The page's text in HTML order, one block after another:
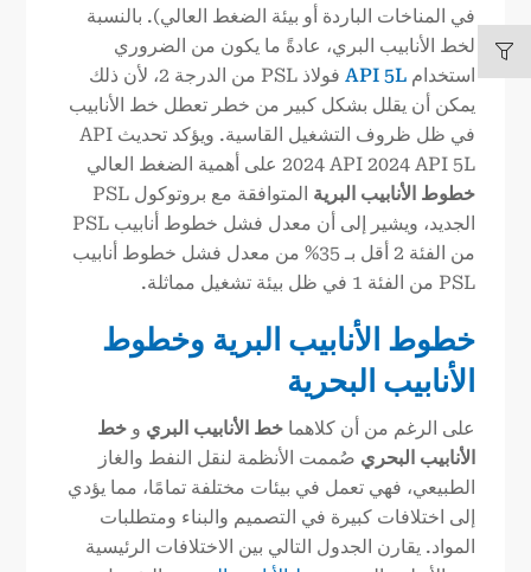
في المناخات الباردة أو بيئة الضغط العالي). بالنسبة
لخط الأنابيب البري، عادةً ما يكون من الضروري
استخدامAPI 5L
فولاذ PSL من الدرجة 2، لأن ذلك
يمكن أن يقلل بشكل كبير من خطر تعطل خط الأنابيب
في ظل ظروف التشغيل القاسية. ويؤكد تحديث API
2024 API 2024 API 5L على أهمية الضغط العالي
خطوط الأنابيب البرية
المتوافقة مع بروتوكول PSL
الجديد، ويشير إلى أن معدل فشل خطوط أنابيب PSL
من الفئة 2 أقل بـ 35% من معدل فشل خطوط أنابيب
PSL من الفئة 1 في ظل بيئة تشغيل مماثلة.
خطوط الأنابيب البرية وخطوط
الأنابيب البحرية
على الرغم من أن كلاهماخط الأنابيب البري وخط
الأنابيب البحري صُممت الأنظمة لنقل النفط والغاز
الطبيعي، فهي تعمل في بيئات مختلفة تمامًا، مما يؤدي
إلى اختلافات كبيرة في التصميم والبناء ومتطلبات
المواد. يقارن الجدول التالي بين الاختلافات الرئيسية